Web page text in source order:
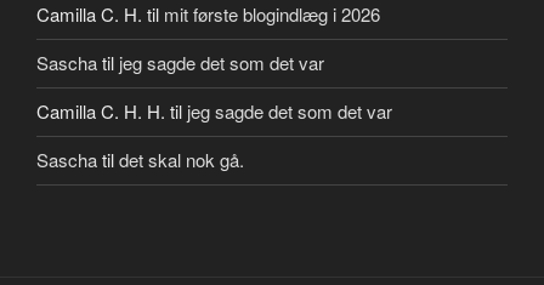
Camilla C. H. til mit første blogindlæg i 2026
Saschatil jeg sagde det som det var
Camilla C. H. H. til jeg sagde det som det var
Saschatildet skal nok gå.